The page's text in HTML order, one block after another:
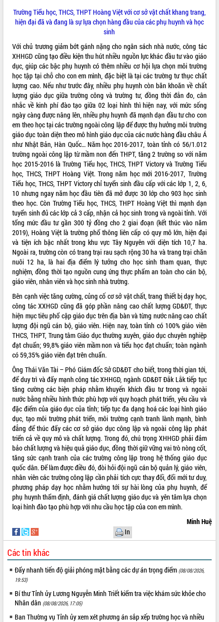
Trường Tiểu học, THCS, THPT Hoàng Việt với cơ sở vật chất khang trang,
hiện đại đã và đang là sự lựa chọn hàng đầu của các phụ huynh và học
sinh
Với chủ trương giảm bớt gánh nặng cho ngân sách nhà nước, công tác
XHHGD cũng tạo điều kiện thu hút nhiều nguồn lực khác đầu tư vào giáo
dục, giúp các bậc phụ huynh có thêm nhiều cơ hội lựa chọn môi trường
học tập tại chỗ cho con em mình, đặc biệt là tại các trường tư thục chất
lượng cao. Nếu như trước đây, nhiều phụ huynh còn băn khoăn về chất
lượng giáo dục giữa trường công và trường tư, đồng thời đắn đo, cân
nhắc về kinh phí đào tạo giữa 02 loại hình thì hiện nay, với mức sống
ngày càng được nâng lên, nhiều phụ huynh đã mạnh dạn đầu tư cho con
em theo học tại các trường ngoài công lập để được thụ hưởng môi trường
giáo dục toàn diện theo mô hình giáo dục của các nước hàng đầu châu Á
như Nhật Bản, Hàn Quốc… Năm học 2016-2017, toàn tỉnh có 56/1.012
trường ngoài công lập từ mầm non đến THPT, tăng 2 trường so với năm
học 2015-2016 là Trường Tiểu học, THCS, THPT Victory và Trường Tiểu
học, THCS, THPT Hoàng Việt. Trong năm học mới 2016-2017, Trường
Tiểu học, THCS, THPT Victory chỉ tuyển sinh đầu cấp với các lớp 1, 2, 6,
10 nhưng ngay năm học đầu tiên đã mở được 30 lớp cho 903 học sinh
theo học. Còn Trường Tiểu học, THCS, THPT Hoàng Việt thì mạnh dạn
tuyển sinh đủ các lớp cả 3 cấp, nhận cả học sinh trong và ngoài tỉnh. Với
tổng mức đầu tư gần 300 tỷ đồng cho 2 giai đoạn (kết thúc vào năm
2019), Hoàng Việt là trường phổ thông liên cấp có quy mô lớn, hiện đại
và tiện ích bậc nhất trong khu vực Tây Nguyên với diện tích 10,7 ha.
Ngoài ra, trường còn có trang trại rau sạch rộng 30 ha và trang trại chăn
nuôi 12 ha, là hai địa điểm lý tưởng cho học sinh tham quan, thực
nghiệm, đồng thời tạo nguồn cung ứng thực phẩm an toàn cho cán bộ,
giáo viên, nhân viên và học sinh nhà trường.
Bên cạnh việc tăng cường, củng cố cơ sở vật chất, trang thiết bị dạy học,
công tác XXHGD cũng đã góp phần nâng cao chất lượng GD&ĐT, thực
hiện mục tiêu phổ cập giáo dục trên địa bàn và từng nước nâng cao chất
lượng đội ngũ cán bộ, giáo viên. Hiện nay, toàn tỉnh có 100% giáo viên
THCS, THPT, Trung tâm Giáo dục thường xuyên, giáo dục chuyên nghiệp
đạt chuẩn; 99,8% giáo viên mầm non và tiểu học đạt chuẩn; toàn ngành
có 59,35% giáo viên đạt trên chuẩn.
Ông Thái Văn Tài – Phó Giám đốc Sở GD&ĐT cho biết, trong thời gian tới,
để duy trì và đẩy mạnh công tác XHHGD, ngành GD&ĐT Đắk Lắk tiếp tục
tăng cường các biện pháp nhằm khuyến khích đầu tư trong và ngoài
nước bằng nhiều hình thức phù hợp với quy hoạch phát triển, yêu cầu và
đặc điểm của giáo dục của tỉnh; tiếp tục đa dạng hoá các loại hình giáo
dục, tạo môi trường phát triển, môi trường cạnh tranh lành mạnh, bình
đẳng để thúc đẩy các cơ sở giáo dục công lập và ngoài công lập phát
triển cả về quy mô và chất lượng. Trong đó, chú trọng XHHGD phải đảm
bảo chất lượng và hiệu quả giáo dục, đồng thời giữ vững vai trò nòng cốt,
tăng sức cạnh tranh của các trường công lập trong hệ thống giáo dục
quốc dân. Để làm được điều đó, đòi hỏi đội ngũ cán bộ quản lý, giáo viên,
nhân viên các trường công lập cần phải tích cực thay đổi, đổi mới tư duy,
phương pháp dạy học nhằm hướng tới sự hài lòng của phụ huynh, để
phụ huynh thẩm định, đánh giá chất lượng giáo dục và yên tâm lựa chọn
loại hình đào tạo phù hợp với nhu cầu học tập của con em mình.
Minh Huệ
In
Các tin khác
Đẩy nhanh tiến độ giải phóng mặt bằng các dự án trọng điểm (08/08/2026,
19:53)
Bí thư Tỉnh ủy Lương Nguyễn Minh Triết kiểm tra việc khám sức khỏe cho
Nhân dân (08/08/2026, 17:05)
Ban Thường vụ Tỉnh ủy xem xét phương án sắp xếp trường học và nhiều